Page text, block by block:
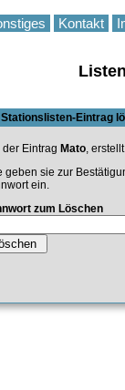
Kontakt
Stationslisten-Eintrag
der Eintrag Mato,
geben sie zur
ein.
zum Löschen